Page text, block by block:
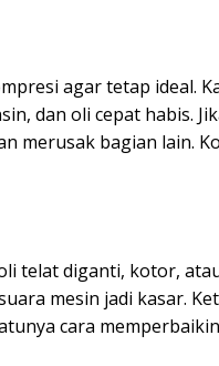
agar tetap ideal.
dan oli cepat habis.
merusak bagian lain.
telat diganti, kotor,
mesin jadi kasar.
cara